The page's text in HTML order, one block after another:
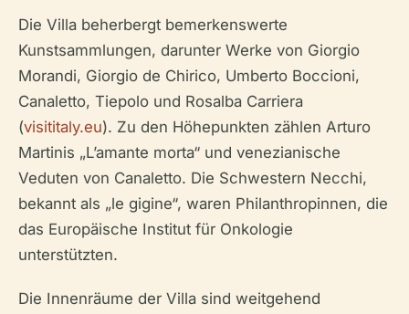
Die Villa beherbergt bemerkenswerte
Kunstsammlungen, darunter Werke von Giorgio
Morandi, Giorgio de Chirico, Umberto Boccioni,
Canaletto, Tiepolo und Rosalba Carriera
(visititaly.eu). Zu den Höhepunkten zählen Arturo
Martinis „L’amante morta“ und venezianische
Veduten von Canaletto. Die Schwestern Necchi,
bekannt als „le gigine“, waren Philanthropinnen, die
das Europäische Institut für Onkologie
unterstützten.
Die Innenräume der Villa sind weitgehend